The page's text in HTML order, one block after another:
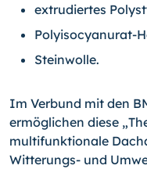
extrudiertes
Polyisocyanurat-
Steinwolle.
Im Verbund mit den
ermöglichen diese
multifunktionale
Witterungs- und